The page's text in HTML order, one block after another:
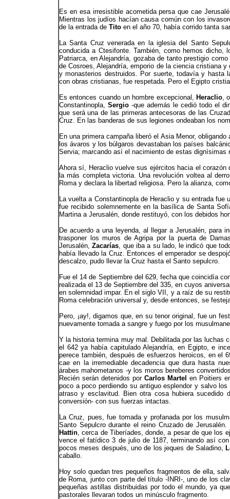
Es en esa irresistible acometida persa que cae
Mientras los judíos hacían causa común con los
de la entrada de Tito en el año 70, había corrido tanta
La Santa Cruz venerada en la iglesia del Santo
conducida a Ctesifonte. También, como hemos
Patriarca, en Alejandría, gozaba de tanto prestigio
de Cosroes, Alejandría, emporio de la ciencia cristiana
y monasterios destruidos. Por suerte, todavía y
con obras cristianas, fue respetada. Pero el Egipto
Es entonces cuando un hombre excepcional,Heraclio ,
Constantinopla, Sergio -que además le cedió todo el
que será una de las primeras antecesoras de las
Cruz. En las banderas de sus legiones ondeaban los
En una primera campaña liberó el Asia Menor,
los ávaros y los búlgaros devastaban los países
Servia; marcando así el nacimiento de estas dignísimas
Ahora sí, Heraclio vuelve sus ejércitos hacia el
la más completa victoria. Una revolución voltea al
Roma y declara la libertad religiosa. Pero la alianza,
La vuelta a Constantinopla de Heraclio y su entrada
fue recibido solemnemente en la basílica de Santa
Martina a Jerusalén, donde restituyó, con los debidos
De acuerdo a una leyenda, al llegar a Jerusalén, para
trasponer los muros de Agripa por la puerta de
Jerusalén,Zacarías , que iba a su lado, le indicó que
había llevado la Cruz. Entonces el emperador se
descalzo, pudo llevar la Cruz hasta el Santo sepulcro.
Fue el 14 de Septiembre del 629, fecha que coincidía
realizada el 13 de Septiembre del 335, en cuyos
en solemnidad impar. En el siglo VII, y a raíz de su
Roma celebración universal y, desde entonces, se
Pero, ¡ay!, digamos que, en su tenor original, fue un
nuevamente tomada a sangre y fuego por los
Y la historia termina muy mal. Debilitada por las luchas
el 642 ya había capitulado Alejandría, en Egipto, e
perece también, después de esfuerzos heroicos, en el
cae en la irremediable decadencia que dura hasta
árabes mahometanos -y los moros bereberes
Recién serán detenidos por Carlos Martel en Poitiers
poco a poco perdiendo su antiguo esplendor y salvo
atraso y esclavitud. Bien otra cosa hubiera
conversión- con sus fuerzas intactas.
La Cruz, pues, fue tomada y profanada por los
Santo Sepulcro durante el reino Cruzado de
Hattin , cerca de Tiberíades, donde, a pesar de que
vence el fatídico 3 de julio de 1187, terminando así
pocos meses después, uno de los jeques de Saladino,
caballo.
Hoy solo quedan tres pequeños fragmentos de ella,
de Roma, junto con parte del título -INRI-, uno de los
pequeñas astillas distribuidas por todo el mundo, ya
pastorales llevaran todos un minúsculo fragmento.